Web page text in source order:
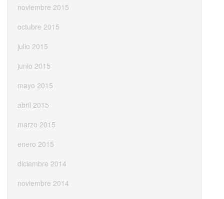
noviembre 2015
octubre 2015
julio 2015
junio 2015
mayo 2015
abril 2015
marzo 2015
enero 2015
diciembre 2014
noviembre 2014